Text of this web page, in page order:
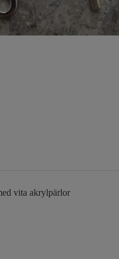
vita akrylpärlor